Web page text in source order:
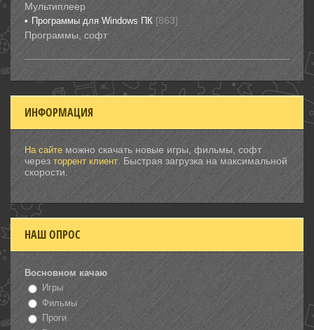
Мультиплеер
Программы для Windows ПК [863]
Программы, софт
ИНФОРМАЦИЯ
На сайте можно скачать новые игры, фильмы, софт
через торрент клиент . Быстрая загрузка на максимальной
скорости.
НАШ ОПРОС
Восновном качаю
Игры
Фильмы
Проги